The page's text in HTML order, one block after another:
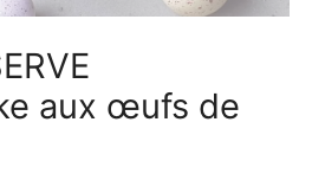
aux œufs de